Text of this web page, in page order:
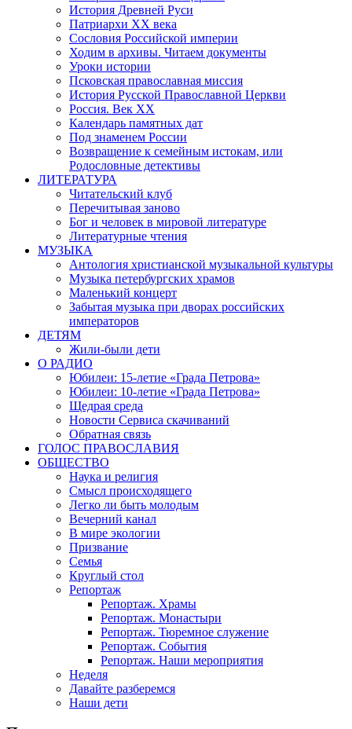
История Древней Руси
Патриархи XX века
Сословия Российской империи
Ходим в архивы. Читаем документы
Уроки истории
Псковская православная миссия
История Русской Православной Церкви
Россия. Век ХХ
Календарь памятных дат
Под знаменем России
Возвращение к семейным истокам, или
Родословные детективы
ЛИТЕРАТУРА
Читательский клуб
Перечитывая заново
Бог и человек в мировой литературе
Литературные чтения
МУЗЫКА
Антология христианской музыкальной культуры
Музыка петербургских храмов
Маленький концерт
Забытая музыка при дворах российских
императоров
ДЕТЯМ
Жили-были дети
О РАДИО
Юбилеи: 15-летие «Града Петрова»
Юбилеи: 10-летие «Града Петрова»
Щедрая среда
Новости Сервиса скачиваний
Обратная связь
ГОЛОС ПРАВОСЛАВИЯ
ОБЩЕСТВО
Наука и религия
Смысл происходящего
Легко ли быть молодым
Вечерний канал
В мире экологии
Призвание
Семья
Круглый стол
Репортаж
Репортаж. Храмы
Репортаж. Монастыри
Репортаж. Тюремное служение
Репортаж. События
Репортаж. Наши мероприятия
Неделя
Давайте разберемся
Наши дети